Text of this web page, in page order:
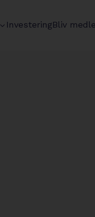
chevron
InvesteringBliv